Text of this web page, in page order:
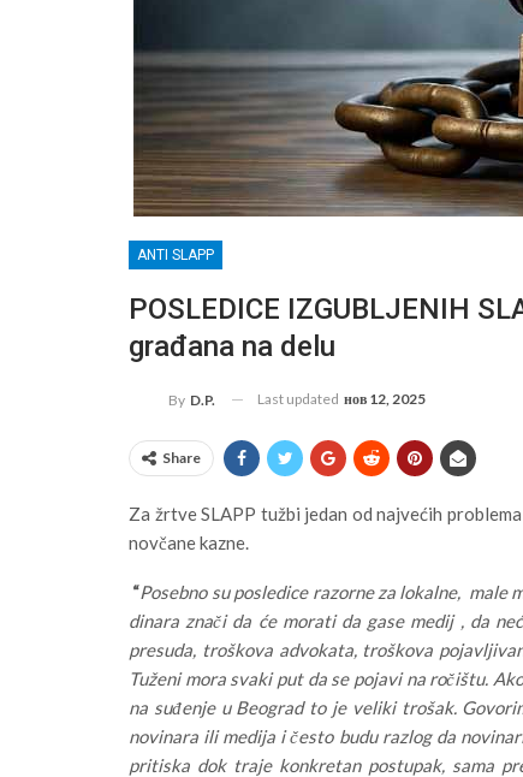
ANTI SLAPP
POSLEDICE IZGUBLJENIH
građana na delu
By D.P. Last updated нов 12, 2025
Share
Za žrtve SLAPP tužbi jedan od najvećih
novčane kazne.
“Posebno su posledice razorne za lokalne,
dinara znači da će morati da gase medij , da
presuda, troškova advokata, troškova
Tuženi mora svaki put da se pojavi na ročištu.
na suđenje u Beograd to je veliki trošak.
novinara ili medija i često budu razlog da
pritiska dok traje konkretan postupak, sama